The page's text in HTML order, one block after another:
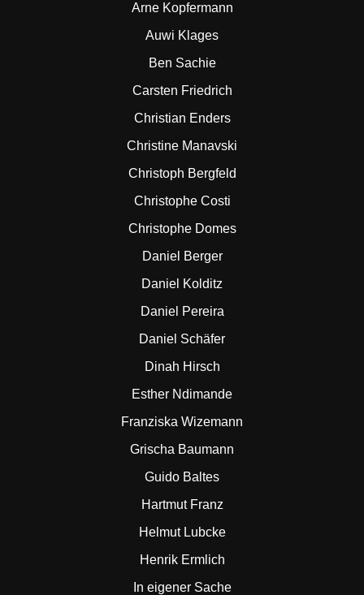
Arne Kopfermann
Auwi Klages
Ben Sachie
Carsten Friedrich
Christian Enders
Christine Manavski
Christoph Bergfeld
Christophe Costi
Christophe Domes
Daniel Berger
Daniel Kolditz
Daniel Pereira
Daniel Schäfer
Dinah Hirsch
Esther Ndimande
Franziska Wizemann
Grischa Baumann
Guido Baltes
Hartmut Franz
Helmut Lubcke
Henrik Ermlich
In eigener Sache